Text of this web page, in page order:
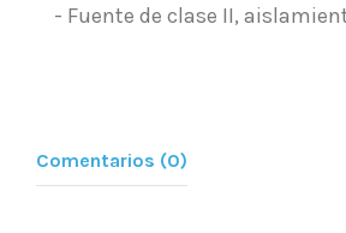
- Fuente de clase II,
Comentarios (0)